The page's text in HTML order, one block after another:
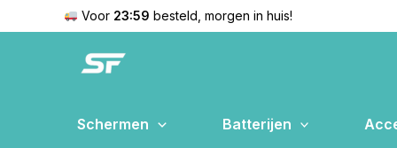
naar
Voor 23:59 besteld, morgen in huis!
Schermen Batterijen